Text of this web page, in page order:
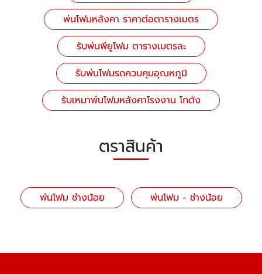
พ่นโฟมหลังคา ราคาต่อตารางเมตร
รับพ่นพียูโฟม ตารางเมตรละ
รับพ่นโฟมรถควบคุมอุณหภูมิ
รับเหมาพ่นโฟมหลังคาโรงงาน โกดัง
ตราสินค้า
พ่นโฟม ช่างน้อย พ่นโฟม - ช่างน้อย